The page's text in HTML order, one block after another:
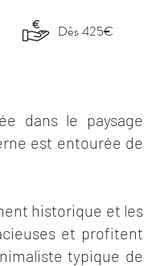
Dès 425€
dans le paysage
est entourée de
historique et les
et profitent
typique de